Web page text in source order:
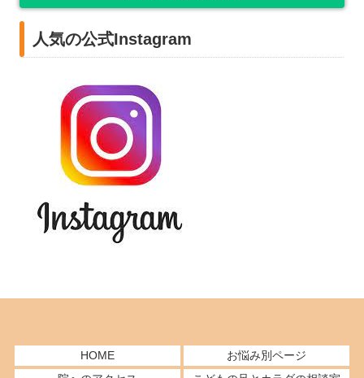
人気の公式Instagram
HOME
お悩み別ページ